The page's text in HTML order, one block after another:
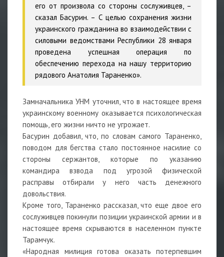
его от произвола со стороны сослуживцев, –
сказал Басурин. – С целью сохранения жизни
украинского гражданина во взаимодействии с
силовыми ведомствами Республики 28 января
проведена успешная операция по
обеспечению перехода на нашу территорию
рядового Анатолия Тараненко».
Замначальника УНМ уточнил, что в настоящее время
украинскому военному оказывается психологическая
помощь, его жизни ничто не угрожает.
Басурин добавил, что, по словам самого Тараненко,
поводом для бегства стало постоянное насилие со
стороны сержантов, которые по указанию
командира взвода под угрозой физической
расправы отбирали у него часть денежного
довольствия.
Кроме того, Тараненко рассказал, что еще двое его
сослуживцев покинули позиции украинской армии и в
настоящее время скрываются в населенном пункте
Тарамчук.
«Народная милиция готова оказать потерпевшим